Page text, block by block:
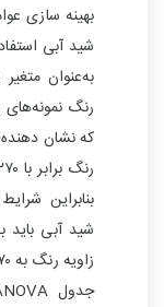
بهینه سازی
شید آبی
به‌عنوان
که نشان
بنابراین
شید آبی باید